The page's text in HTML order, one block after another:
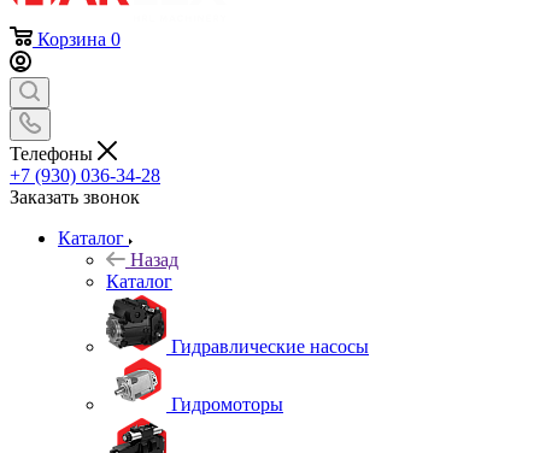
Корзина 0
Телефоны
+7 (930) 036-34-28
Заказать звонок
Каталог
Назад
Каталог
Гидравлические насосы
Гидромоторы